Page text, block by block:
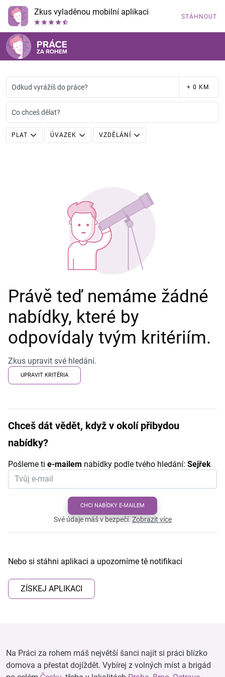
Zkus vyladěnou mobilní aplikaci STÁHNOUT
Odkud vyrážíš do práce? + 0 KM
Co chceš dělat?
PLAT ÚVAZEK VZDĚLÁNÍ
Právě teď nemáme žádné
nabídky, které by
odpovídaly tvým kritériím.
Zkus upravit své hledání.
UPRAVIT KRITÉRIA
Chceš dát vědět, když v okolí přibydou
nabídky?
Pošleme ti e-mailem nabídky podle tvého hledání: Sejřek
CHCI NABÍDKY E-MAILEM
Své údaje máš v bezpečí.Zobrazit více
Nebo si stáhni aplikaci a upozorníme tě notifikací
ZÍSKEJ APLIKACI
Na Práci za rohem máš největší šanci najít si práci blízko
domova a přestat dojíždět. Vybírej z volných míst a brigád